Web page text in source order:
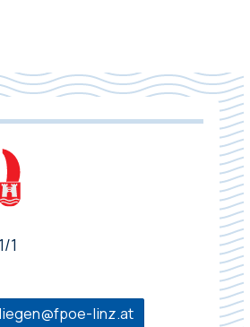
1
linz.at